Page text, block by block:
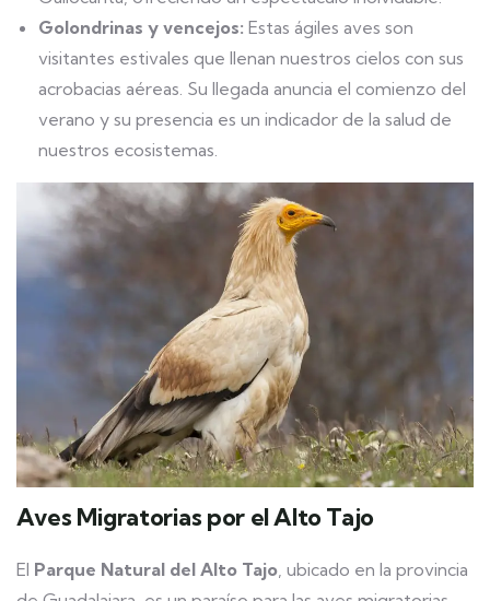
Golondrinas y vencejos: Estas ágiles aves son
visitantes estivales que llenan nuestros cielos con sus
acrobacias aéreas. Su llegada anuncia el comienzo del
verano y su presencia es un indicador de la salud de
nuestros ecosistemas.
Aves Migratorias por el Alto Tajo
El Parque Natural del Alto Tajo , ubicado en la provincia